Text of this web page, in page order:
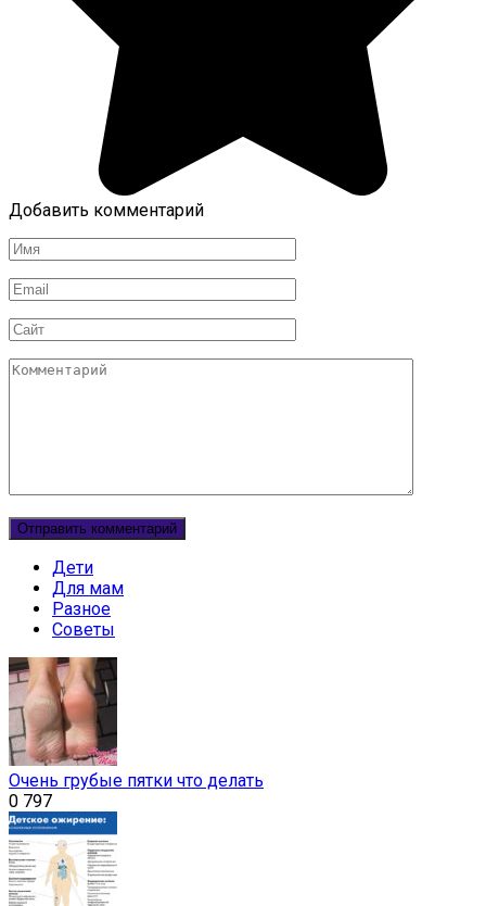
Добавить комментарий
Имя
Email
Сайт
Комментарий
Дети
Для мам
Разное
Советы
Очень грубые пятки что делать
0 797